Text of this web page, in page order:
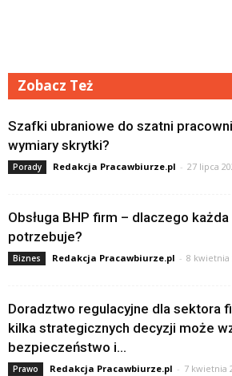
Zobacz Też
Szafki ubraniowe do szatni
wymiary skrytki?
Porady Redakcja Pracawbiurze.pl - 27 lipca
Obsługa BHP firm – dlaczego
potrzebuje?
Biznes Redakcja Pracawbiurze.pl - 8 kwietnia
Doradztwo regulacyjne dla sektora
kilka strategicznych decyzji może
bezpieczeństwo i...
Prawo Redakcja Pracawbiurze.pl - 7 kwietnia